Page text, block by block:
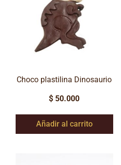
Choco plastilina Dinosaurio
$ 50.000
Añadir al carrito